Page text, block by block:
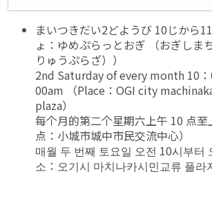
まいつきだい2どようび 10じから
ょ：ゆめぷらっとおぎ （おぎしま
りゅうぷらざ））
2nd Saturday of every month 10：
00am （Place：OGI city
plaza）
每个月的第二个星期六上午 10 点
点：小城市城中市民交流中心）
매월 두 번째 토요일 오전 10시부
소：오기시 마치나카시민교류 플라